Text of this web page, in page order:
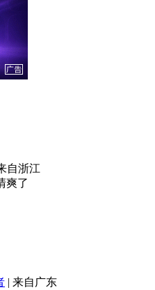
自浙江
爽了
| 来自广东